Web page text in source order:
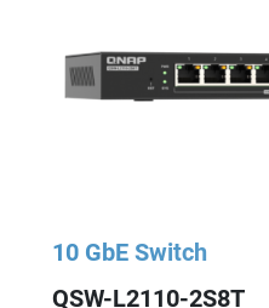
10 GbE Switch
QSW-L2110-2S8T